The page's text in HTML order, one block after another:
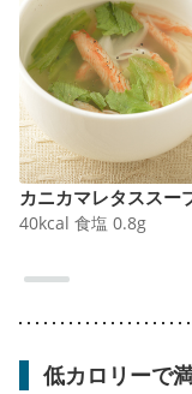
カニカマレタススー
40kcal 食塩 0.8g
低カロリーで